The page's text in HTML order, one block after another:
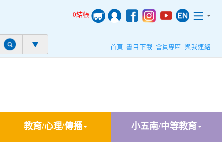
0結帳
首頁 書目下載 會員專區 與我連絡
教育/心理/傳播 小五南/中等教育